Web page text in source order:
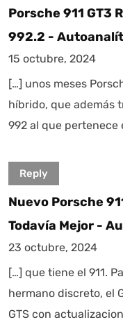
Porsche 911 GT3
992.2 -
15 octubre, 2024
[…] unos meses
híbrido, que además
992 al que pertenece
Reply
Nuevo Porsche
Todavía Mejor -
23 octubre, 2024
[…] que tiene el 911.
hermano discreto, el
GTS con